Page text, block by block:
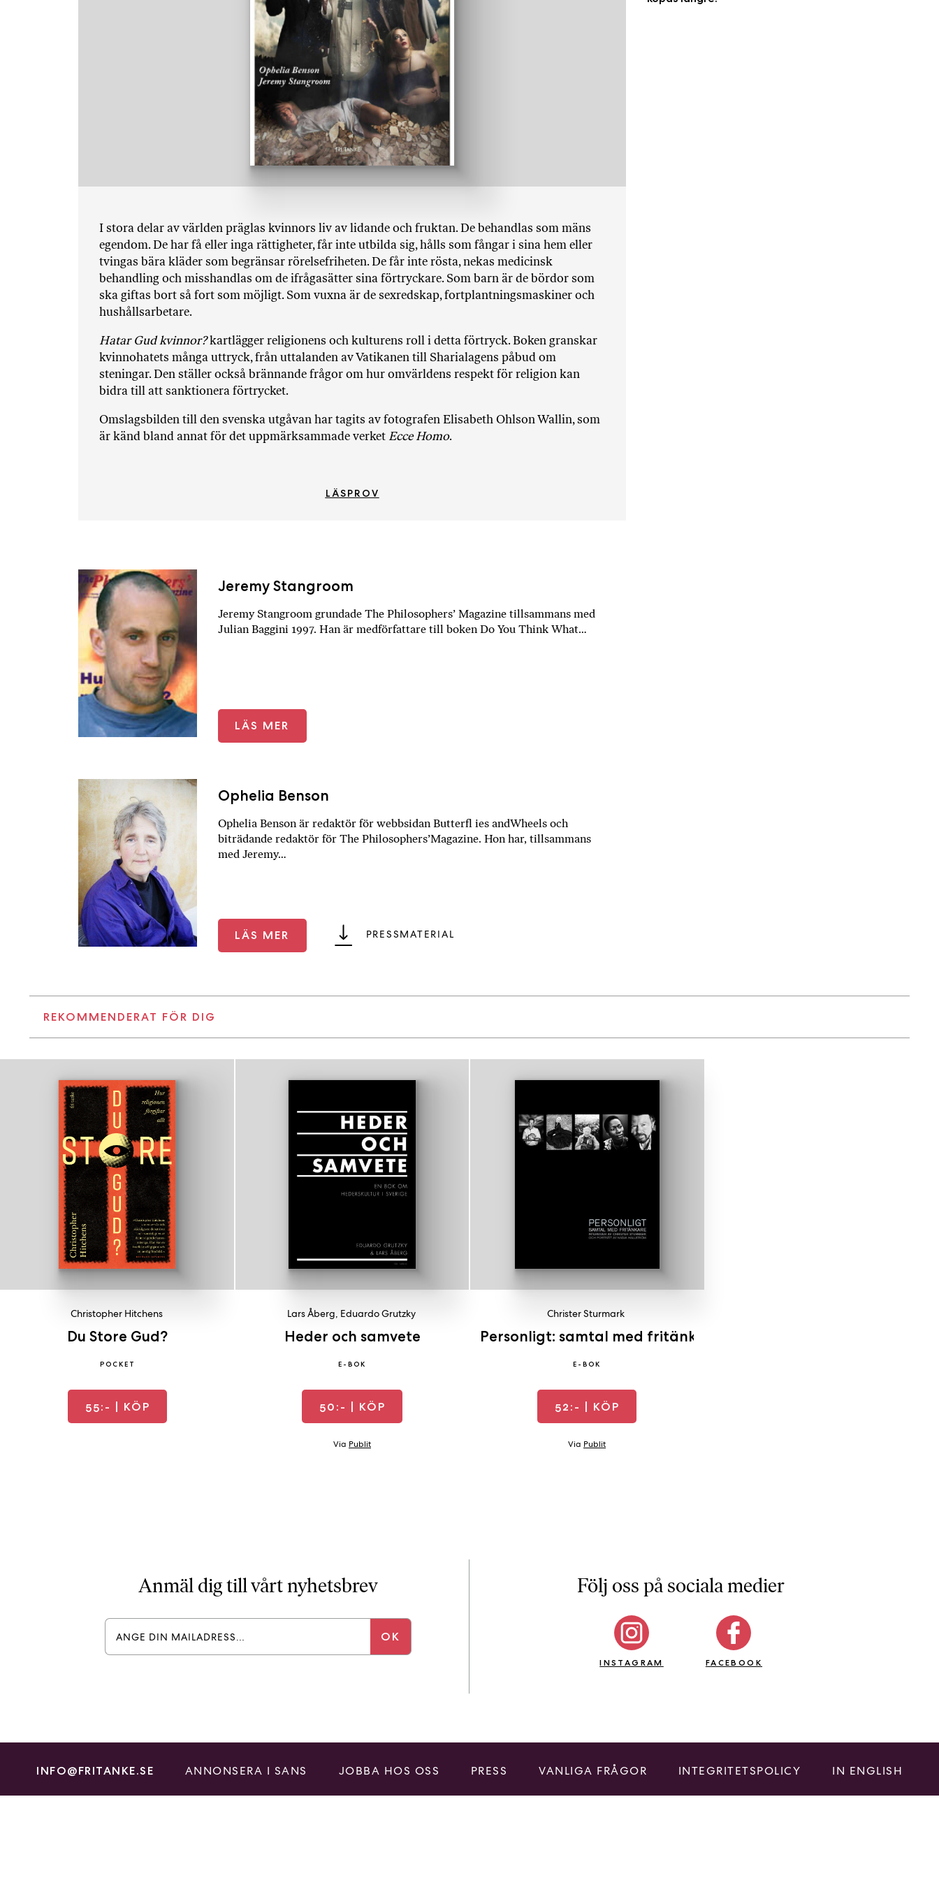
i
h
o
s
F
r
a
n
k
I stora delar av världen präglas kvinnors liv av lidande och fruktan. De behandlas som mäns
egendom. De har få eller inga rättigheter, får inte utbilda sig, hålls som fångar i sina hem eller
tvingas bära kläder som begränsar rörelsefriheten. De får inte rösta, nekas medicinsk
behandling och misshandlas om de ifrågasätter sina förtryckare. Som barn är de bördor som
ska giftas bort så fort som möjligt. Som vuxna är de sexredskap, fortplantningsmaskiner och
hushållsarbetare.
Hatar Gud kvinnor?kartlägger religionens och kulturens roll i detta förtryck. Boken granskar
kvinnohatets många uttryck, från uttalanden av Vatikanen till Sharialagens påbud om
steningar. Den ställer också brännande frågor om hur omvärldens respekt för religion kan
bidra till att sanktionera förtrycket.
Omslagsbilden till den svenska utgåvan har tagits av fotografen Elisabeth Ohlson Wallin, som
är känd bland annat för det uppmärksammade verket Ecce Homo.
LÄSPROV
Jeremy Stangroom
Jeremy Stangroom grundade The Philosophers’ Magazine tillsammans med
Julian Baggini 1997. Han är medförfattare till boken Do You Think What…
LÄS MER
Ophelia Benson
Ophelia Benson är redaktör för webbsidan Butterfl ies andWheels och
biträdande redaktör för The Philosophers’Magazine. Hon har, tillsammans
med Jeremy…
LÄS MER PRESSMATERIAL
REKOMMENDERAT FÖR DIG
Du Store Gud?
Christopher Hitchens
POCKET
55:- | KÖP
Heder och samvete
Lars Åberg, Eduardo Grutzky
E-BOK
50:- | KÖP
Via Publit
Personligt: samtal med fritänkare
Christer Sturmark
E-BOK
52:- | KÖP
Via Publit
Anmäl dig till vårt nyhetsbrev Följ oss på sociala medier
INSTAGRAM FACEBOOK
INFO@FRITANKE.SE ANNONSERA I SANS JOBBA HOS OSS PRESS VANLIGA FRÅGOR INTEGRITETSPOLICY IN ENGLISH